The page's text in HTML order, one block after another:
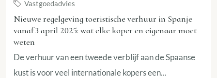
Vastgoedadvies
Nieuwe regelgeving toeristische verhuur in Spanje
vanaf 3 april 2025: wat elke koper en eigenaar moet
weten
De verhuur van een tweede verblijf aan de Spaanse
kust is voor veel internationale kopers een...